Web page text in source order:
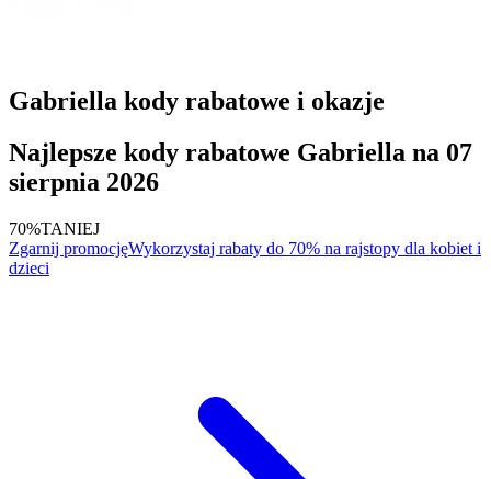
Gabriella kody rabatowe i okazje
Najlepsze kody rabatowe Gabriella na 07
sierpnia 2026
70%TANIEJ
Zgarnij promocjęWykorzystaj rabaty do 70% na rajstopy dla kobiet i
dzieci